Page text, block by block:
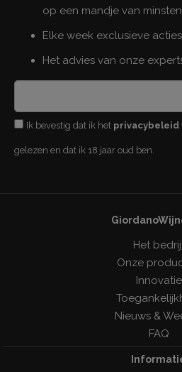
op een mandje van
Elke week exclusieve
Het advies van onze
Ik bevestig dat ik het privacybeleid
gelezen en dat ik 18 jaar oud ben.
Het
Onze
Innovatie
Nieuws &
FAQ